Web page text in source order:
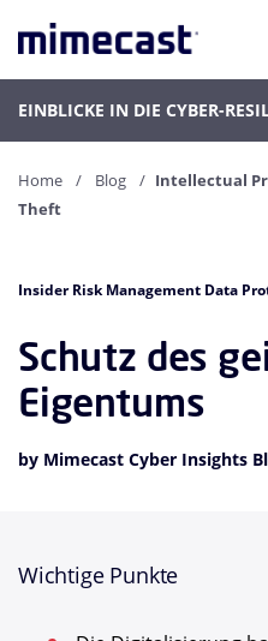
EINBLICKE IN DIE CYBER-
Home Blog
Intellectual
Theft
Insider Risk Management Data
Schutz des
Eigentums
by Mimecast Cyber Insights
Wichtige Punkte